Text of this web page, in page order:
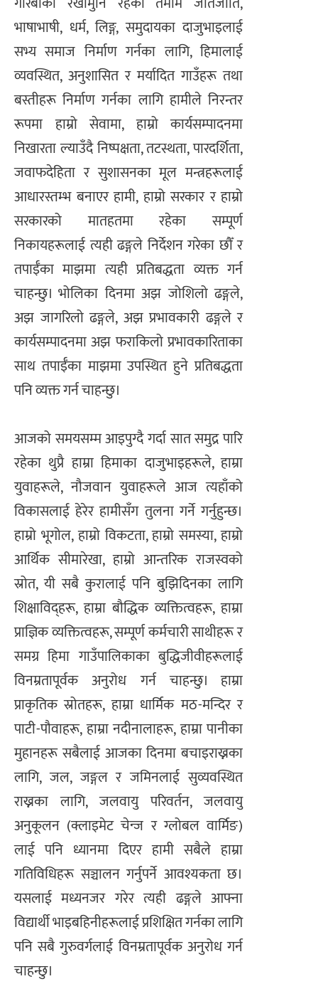
भाषाभाषी, धर्म, लिङ्ग, समुदायका दाजुभाइलाई
सभ्य समाज निर्माण गर्नका लागि, हिमालाई
व्यवस्थित, अनुशासित र मर्यादित गाउँहरू तथा
बस्तीहरू निर्माण गर्नका लागि हामीले निरन्तर
रूपमा हाम्रो सेवामा, हाम्रो कार्यसम्पादनमा
निखारता ल्याउँदै निष्पक्षता, तटस्थता, पारदर्शिता,
जवाफदेहिता र सुशासनका मूल मन्त्रहरूलाई
आधारस्तम्भ बनाएर हामी, हाम्रो सरकार र हाम्रो
सरकारको मातहतमा रहेका सम्पूर्ण
निकायहरूलाई त्यही ढङ्गले निर्देशन गरेका छौँ र
तपाईँका माझमा त्यही प्रतिबद्धता व्यक्त गर्न
चाहन्छु। भोलिका दिनमा अझ जोशिलो ढङ्गले,
अझ जागरिलो ढङ्गले, अझ प्रभावकारी ढङ्गले र
कार्यसम्पादनमा अझ फराकिलो प्रभावकारिताका
साथ तपाईँका माझमा उपस्थित हुने प्रतिबद्धता
पनि व्यक्त गर्न चाहन्छु।
आजको समयसम्म आइपुग्दै गर्दा सात समुद्र पारि
रहेका थुप्रै हाम्रा हिमाका दाजुभाइहरूले, हाम्रा
युवाहरूले, नौजवान युवाहरूले आज त्यहाँको
विकासलाई हेरेर हामीसँग तुलना गर्ने गर्नुहुन्छ।
हाम्रो भूगोल, हाम्रो विकटता, हाम्रो समस्या, हाम्रो
आर्थिक सीमारेखा, हाम्रो आन्तरिक राजस्वको
स्रोत, यी सबै कुरालाई पनि बुझिदिनका लागि
शिक्षाविद्हरू, हाम्रा बौद्धिक व्यक्तित्वहरू, हाम्रा
प्राज्ञिक व्यक्तित्वहरू, सम्पूर्ण कर्मचारी साथीहरू र
समग्र हिमा गाउँपालिकाका बुद्धिजीवीहरूलाई
विनम्रतापूर्वक अनुरोध गर्न चाहन्छु। हाम्रा
प्राकृतिक स्रोतहरू, हाम्रा धार्मिक मठ-मन्दिर र
पाटी-पौवाहरू, हाम्रा नदीनालाहरू, हाम्रा पानीका
मुहानहरू सबैलाई आजका दिनमा बचाइराख्नका
लागि, जल, जङ्गल र जमिनलाई सुव्यवस्थित
राख्नका लागि, जलवायु परिवर्तन, जलवायु
अनुकूलन (क्लाइमेट चेन्ज र ग्लोबल वार्मिङ)
लाई पनि ध्यानमा दिएर हामी सबैले हाम्रा
गतिविधिहरू सञ्चालन गर्नुपर्ने आवश्यकता छ।
यसलाई मध्यनजर गरेर त्यही ढङ्गले आफ्ना
विद्यार्थी भाइबहिनीहरूलाई प्रशिक्षित गर्नका लागि
पनि सबै गुरुवर्गलाई विनम्रतापूर्वक अनुरोध गर्न
चाहन्छु।